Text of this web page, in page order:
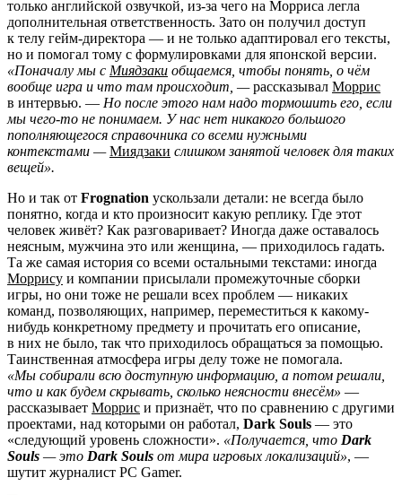
только английской озвучкой, из-за чего на Морриса легла
дополнительная ответственность. Зато он получил доступ
к телу гейм-директора — и не только адаптировал его тексты,
но и помогал тому с формулировками для японской версии.
«Поначалу мы с Миядзаки общаемся, чтобы понять, о чём
вообще игра и что там происходит, —рассказывал Моррис
в интервью. — Но после этого нам надо тормошить его, если
мы чего-то не понимаем. У нас нет никакого большого
пополняющегося справочника со всеми нужными
контекстами —Миядзаки слишком занятой человек для таких
вещей».
Но и так от Frognation ускользали детали: не всегда было
понятно, когда и кто произносит какую реплику. Где этот
человек живёт? Как разговаривает? Иногда даже оставалось
неясным, мужчина это или женщина, — приходилось гадать.
Та же самая история со всеми остальными текстами: иногда
Моррису и компании присылали промежуточные сборки
игры, но они тоже не решали всех проблем — никаких
команд, позволяющих, например, переместиться к какому-
нибудь конкретному предмету и прочитать его описание,
в них не было, так что приходилось обращаться за помощью.
Таинственная атмосфера игры делу тоже не помогала.
«Мы собирали всю доступную информацию, а потом решали,
что и как будем скрывать, сколько неясности внесём» —
рассказывает Моррис и признаёт, что по сравнению с другими
проектами, над которыми он работал, Dark Souls — это
«следующий уровень сложности». «Получается, что Dark
Souls — это Dark Souls от мира игровых локализаций», —
шутит журналист PC Gamer.